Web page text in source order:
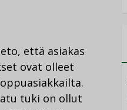
että asiakas
ovat olleet
tuki on ollut